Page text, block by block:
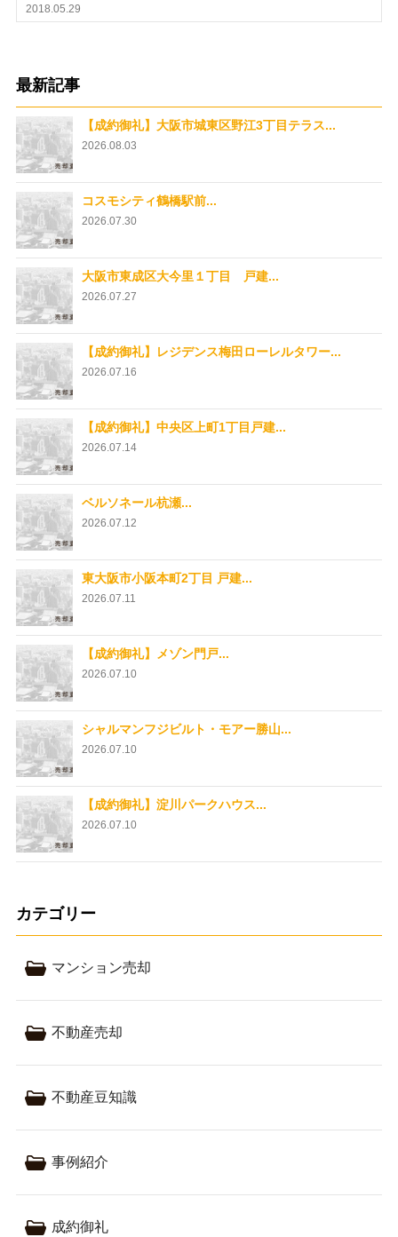
2018.05.29
最新記事
【成約御礼】大阪市城東区野江3丁目テラス...
2026.08.03
コスモシティ鶴橋駅前...
2026.07.30
大阪市東成区大今里１丁目 戸建...
2026.07.27
【成約御礼】レジデンス梅田ローレルタワー...
2026.07.16
【成約御礼】中央区上町1丁目戸建...
2026.07.14
ベルソネール杭瀬...
2026.07.12
東大阪市小阪本町2丁目 戸建...
2026.07.11
【成約御礼】メゾン門戸...
2026.07.10
シャルマンフジビルト・モアー勝山...
2026.07.10
【成約御礼】淀川パークハウス...
2026.07.10
カテゴリー
マンション売却
不動産売却
不動産豆知識
事例紹介
成約御礼